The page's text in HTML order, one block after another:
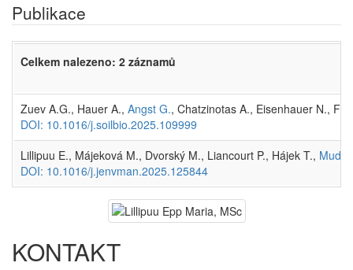
Publikace
Celkem nalezeno: 2 záznamů
Zuev A.G., Hauer A., Angst G., Chatzinotas A., Eisenhauer N.,
DOI: 10.1016/j.soilbio.2025.109999
Lillipuu E., Májeková M., Dvorský M., Liancourt P., Hájek T.,
DOI: 10.1016/j.jenvman.2025.125844
KONTAKT